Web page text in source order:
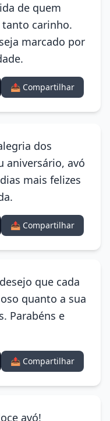
de quem
carinho.
marcado por
📤 Compartilhar
dos
aniversário, avó
mais felizes
📤 Compartilhar
que cada
quanto a sua
Parabéns e
📤 Compartilhar
avó!